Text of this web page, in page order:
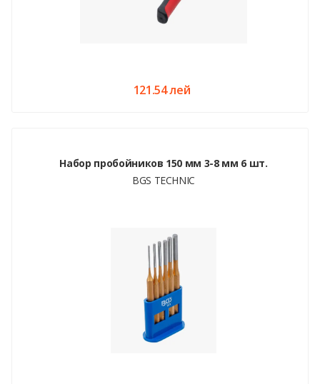
121.54 лей
Набор пробойников 150 мм 3-8 мм 6 шт.
BGS TECHNIC